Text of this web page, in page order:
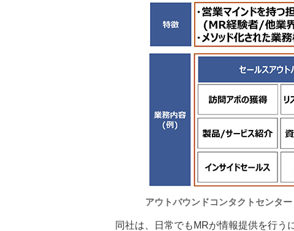
アウトバウンドコンタクトセンター
同社は、日常でもMRが情報提供を行う